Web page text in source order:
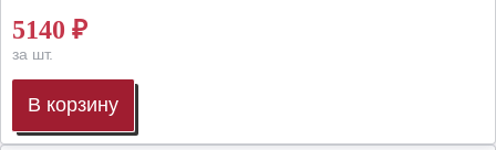
5140 ₽
за шт.
В корзину